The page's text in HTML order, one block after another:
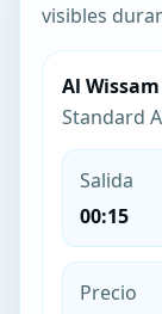
visibles
Al
Standard
Salida
00:15
Precio